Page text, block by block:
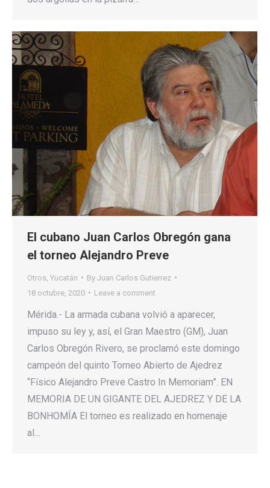
El cubano Juan Carlos Obregón gana
el torneo Alejandro Preve
Otros Yucatán By Juan Carlos Gutierrez
18 octubre, 2020
Leave a comment
Mérida.- La armada cubana volvió a aparecer,
impuso su ley y, así, el Gran Maestro (GM), Juan
Carlos Obregón Rivero, se proclamó este domingo
campeón del quinto Torneo Abierto de Ajedrez
“Físico Alejandro Preve Castro In Memoriam”. EN
MEMORIA DE UN GIGANTE DEL AJEDREZ Y DE LA
BONHOMÍA El torneo es realizado en homenaje
al…